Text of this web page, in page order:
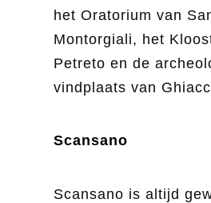
het Oratorium van
Montorgiali, het
Petreto en de
vindplaats van
Scansano
Scansano is altijd